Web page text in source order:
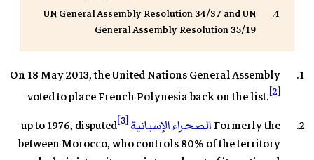
UN General Assembly Resolution 34/37 and UN
General Assembly Resolution 35/19
On 18 May 2013, the United Nations General Assembly
voted to place French Polynesia back on the list.[2]
Formerly theالصحراء الإسبانية[3]
between Morocco, who controls 80% of the territory